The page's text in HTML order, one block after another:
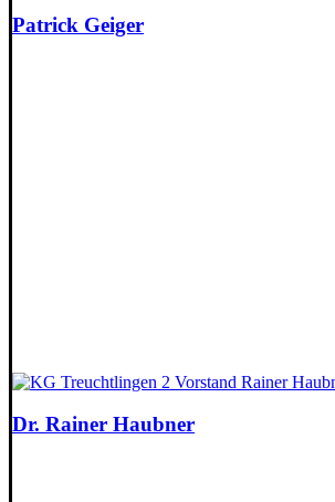
Patrick Geiger
Dr. Rainer Haubner